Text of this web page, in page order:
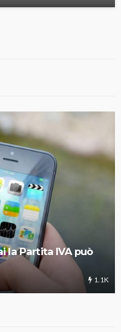
la Partita IVA può
1.1K